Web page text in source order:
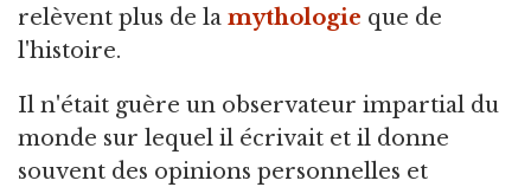
relèvent plus de la mythologie que de
l'histoire.
Il n'était guère un observateur impartial du
monde sur lequel il écrivait et il donne
souvent des opinions personnelles et